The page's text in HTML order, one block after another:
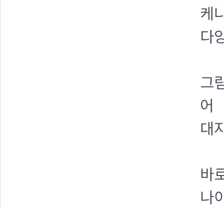
케
다
그
어
대
바
나